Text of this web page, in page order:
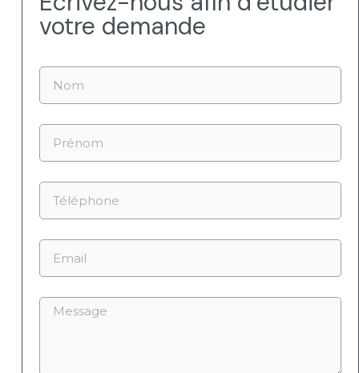
votre demande